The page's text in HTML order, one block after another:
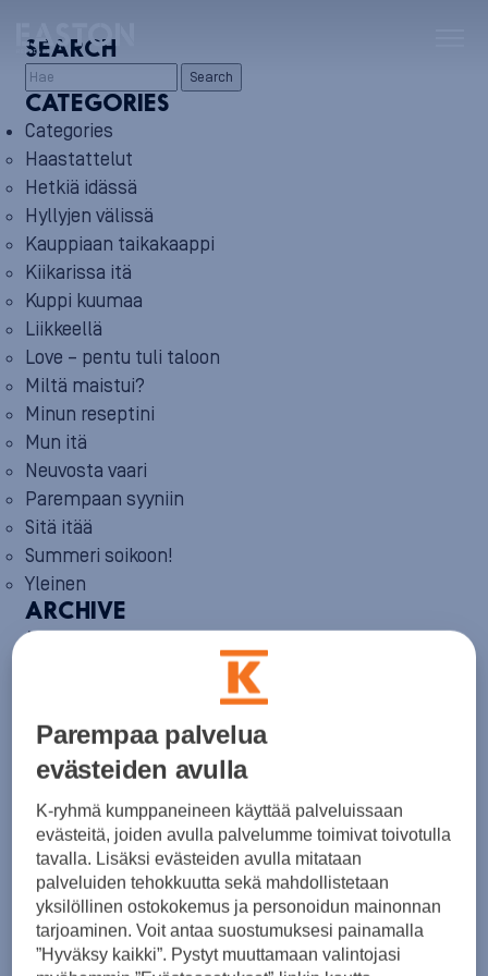
SEARCH
Search
CATEGORIES
Categories
Haastattelut
Hetkiä idässä
Hyllyjen välissä
Kauppiaan taikakaappi
Kiikarissa itä
Kuppi kuumaa
Liikkeellä
Love – pentu tuli taloon
Miltä maistui?
Minun reseptini
Mun itä
Neuvosta vaari
Parempaan syyniin
Sitä itää
Summeri soikoon!
Yleinen
ARCHIVE
August 2026(1)
April 2026
March 2026 (8)
February 2026(5)
December 2025(8)
November 2025(7)
October 2025 (8)
September 2025 (5)
August 2025
July 2025
(7)
June 2025(7)
May 2025(6)
Parempaa palvelua
evästeiden avulla
K-ryhmä kumppaneineen käyttää palveluissaan
evästeitä, joiden avulla palvelumme toimivat toivotulla
tavalla. Lisäksi evästeiden avulla mitataan
palveluiden tehokkuutta sekä mahdollistetaan
yksilöllinen ostokokemus ja personoidun mainonnan
tarjoaminen. Voit antaa suostumuksesi painamalla
”Hyväksy kaikki”. Pystyt muuttamaan valintojasi